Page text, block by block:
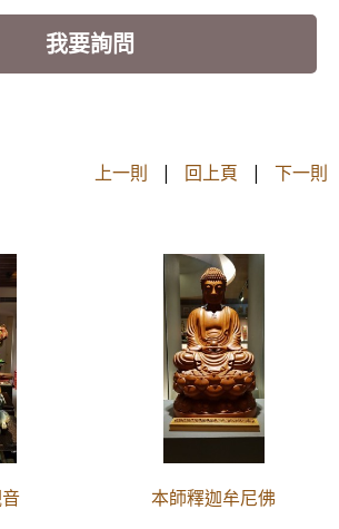
我要詢問
上一則 | 回上頁 | 下一則
本師釋迦牟尼佛